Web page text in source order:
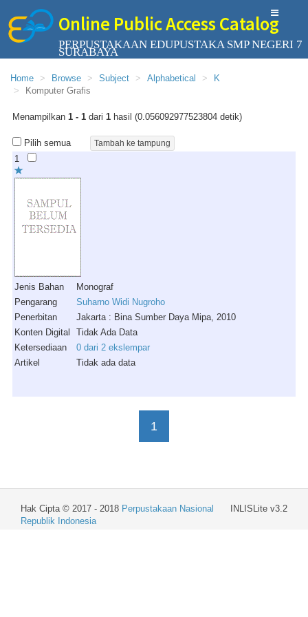
Online Public Access Catalog
PERPUSTAKAAN EDUPUSTAKA SMP NEGERI 7
SURABAYA
Home Browse Subject Alphabetical
K
Komputer Grafis
Menampilkan 1 - 1 dari 1 hasil (0.056092977523804 detik)
Pilih semua
1
Jenis Bahan
Monograf
Pengarang
Suharno Widi Nugroho
Penerbitan
Jakarta : Bina Sumber Daya Mipa, 2010
Konten Digital
Tidak Ada Data
Ketersediaan
0 dari 2 ekslempar
Artikel
Tidak ada data
1
INLISLite v3.2
Hak Cipta © 2017 - 2018 Perpustakaan Nasional
Republik Indonesia